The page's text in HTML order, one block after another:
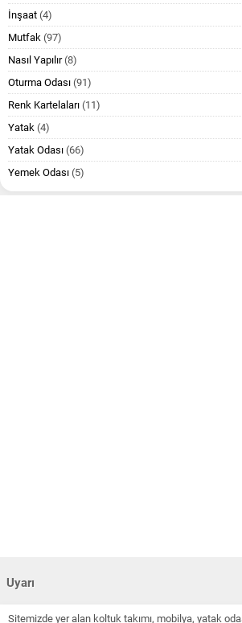
İnşaat (4)
Mutfak (97)
Nasıl Yapılır(8)
Oturma Odası (91)
Renk Kartelaları (11)
Yatak (4)
Yatak Odası (66)
Yemek Odası (5)
Uyarı
Sitemizde yer alan koltuk takımı, mobilya, yatak